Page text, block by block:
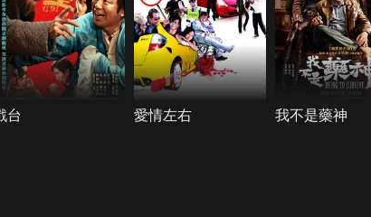
台 愛情左右 我不是藥神